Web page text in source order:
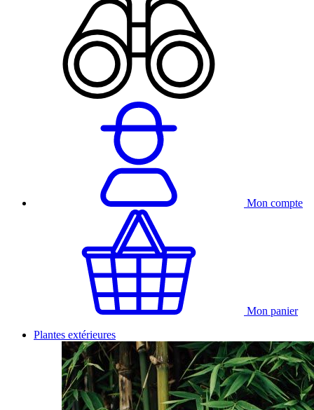
Mon compte
Mon panier
Plantes extérieures